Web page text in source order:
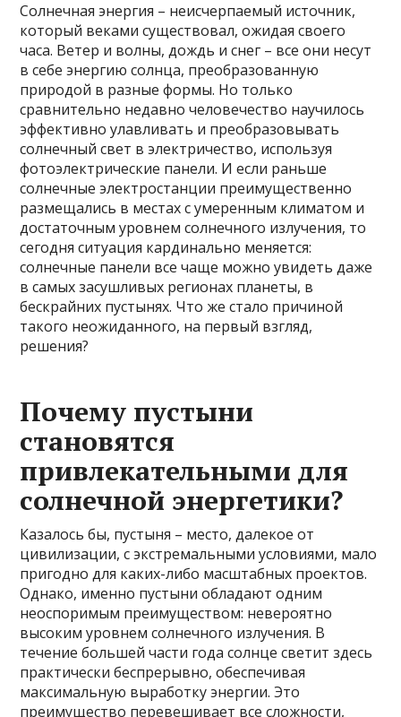
Солнечная энергия – неисчерпаемый источник,
который веками существовал, ожидая своего
часа. Ветер и волны, дождь и снег – все они несут
в себе энергию солнца, преобразованную
природой в разные формы. Но только
сравнительно недавно человечество научилось
эффективно улавливать и преобразовывать
солнечный свет в электричество, используя
фотоэлектрические панели. И если раньше
солнечные электростанции преимущественно
размещались в местах с умеренным климатом и
достаточным уровнем солнечного излучения, то
сегодня ситуация кардинально меняется:
солнечные панели все чаще можно увидеть даже
в самых засушливых регионах планеты, в
бескрайних пустынях. Что же стало причиной
такого неожиданного, на первый взгляд,
решения?
Почему пустыни
становятся
привлекательными для
солнечной энергетики?
Казалось бы, пустыня – место, далекое от
цивилизации, с экстремальными условиями, мало
пригодно для каких-либо масштабных проектов.
Однако, именно пустыни обладают одним
неоспоримым преимуществом: невероятно
высоким уровнем солнечного излучения. В
течение большей части года солнце светит здесь
практически беспрерывно, обеспечивая
максимальную выработку энергии. Это
преимущество перевешивает все сложности,